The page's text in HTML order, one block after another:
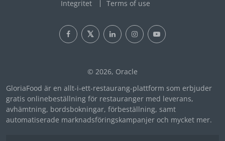
Integritet Terms of use
© 2026, Oracle
GloriaFood är en allt-i-ett-restaurang-plattform som erbjuder
gratis onlinebeställning för restauranger med leverans,
avhämtning, bordsbokningar, förbeställning, samt
automatiserade marknadsföringskampanjer och mycket mer.